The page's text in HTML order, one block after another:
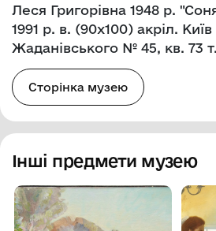
Леся Григорівна 1948 р.
1991 р. в. (90х100) акріл.
Жаданівського № 45, кв. 73
Сторінка музею
Інші предмети музею